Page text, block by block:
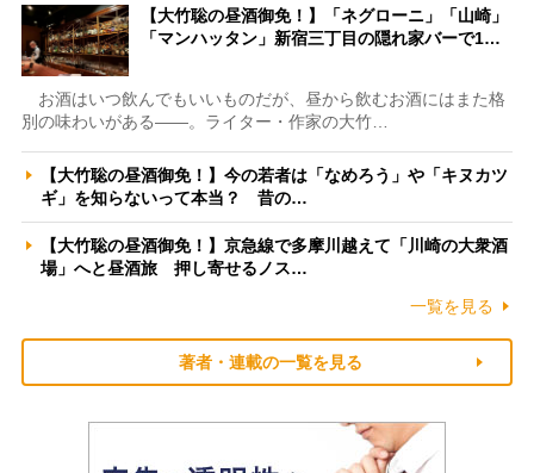
【大竹聡の昼酒御免！】「ネグローニ」「山崎」
「マンハッタン」新宿三丁目の隠れ家バーで1…
お酒はいつ飲んでもいいものだが、昼から飲むお酒にはまた格
別の味わいがある――。ライター・作家の大竹…
【大竹聡の昼酒御免！】今の若者は「なめろう」や「キヌカツ
ギ」を知らないって本当？ 昔の…
【大竹聡の昼酒御免！】京急線で多摩川越えて「川崎の大衆酒
場」へと昼酒旅 押し寄せるノス…
一覧を見る
著者・連載の一覧を見る